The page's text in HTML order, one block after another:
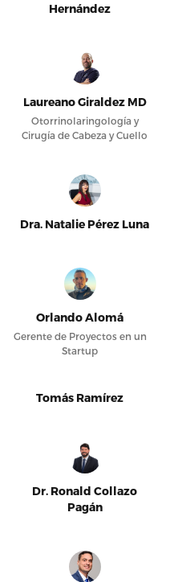
Hernández
Laureano Giraldez MD
Otorrinolaringología y
Cirugía de Cabeza y Cuello
Dra. Natalie Pérez Luna
Orlando Alomá
Gerente de Proyectos en un
Startup
Tomás Ramírez
Dr. Ronald Collazo
Pagán